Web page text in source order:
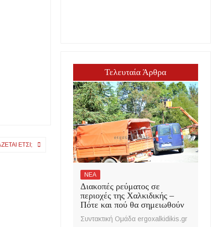
ΈΤΣΙ;
Τελευταία Άρθρα
ΝΕΑ
Διακοπές ρεύματος σε
περιοχές της Χαλκιδικής –
Πότε και πού θα σημειωθούν
Συντακτική Ομάδα ergoxalkidikis.gr